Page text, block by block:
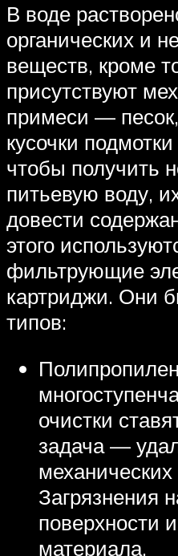
В воде
органических и
веществ, кроме
присутствуют
примеси —
кусочки
чтобы получить
питьевую воду,
довести
этого
фильтрующие
картриджи. Они
типов:
очистки
задача —
Загрязнения
поверхности
материала.